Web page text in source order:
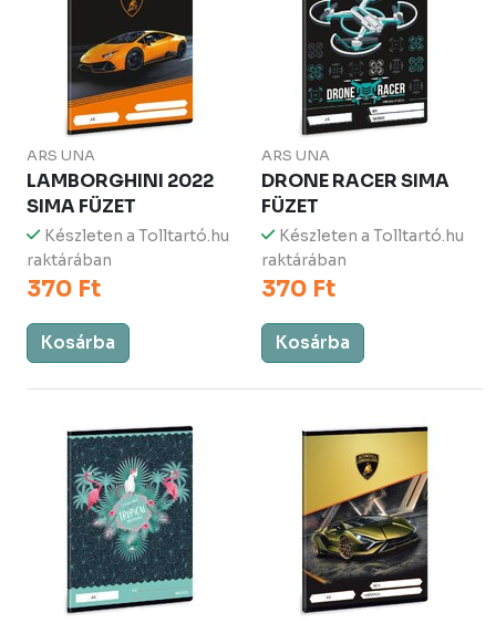
ARS UNA
LAMBORGHINI 2022
SIMA FÜZET
Készleten a Tolltartó.hu
raktárában
370 Ft
Kosárba
ARS UNA
DRONE RACER SIMA
FÜZET
Készleten a Tolltartó.hu
raktárában
370 Ft
Kosárba